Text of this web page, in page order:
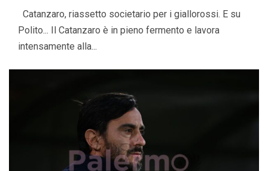
Catanzaro, riassetto societario per i giallorossi. E su
Polito... Il Catanzaro è in pieno fermento e lavora
intensamente alla...